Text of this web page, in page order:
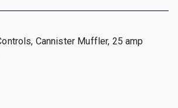
Cannister Muffler, 25 amp